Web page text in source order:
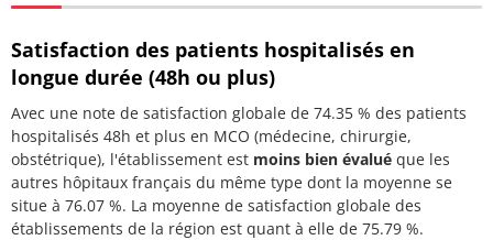
Satisfaction des patients hospitalisés en
longue durée (48h ou plus)
Avec une note de satisfaction globale de 74.35 % des patients
hospitalisés 48h et plus en MCO (médecine, chirurgie,
obstétrique), l'établissement est moins bien évalué que les
autres hôpitaux français du même type dont la moyenne se
situe à 76.07 %. La moyenne de satisfaction globale des
établissements de la région est quant à elle de 75.79 %.